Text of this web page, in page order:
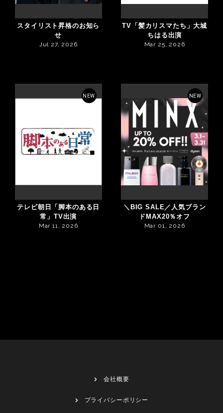
スタイリスト昇格のお知ら
せ
Jul 27, 2026
TV「髪カリスマたち」大城
ちはる出演
Mar 25, 2026
NEW
テレビ朝日「脚本のある日
常」TV出演
Mar 11, 2026
NEW
＼BIG SALE／人気ブラン
ドMAX20％オフ
Mar 01, 2026
会社概要
プライバシーポリシー